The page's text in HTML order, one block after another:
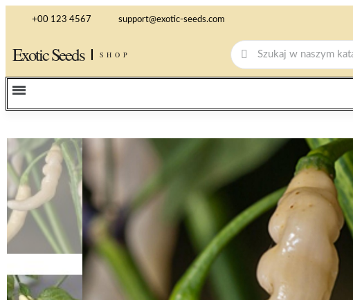
+00 123 4567 support@exotic-seeds.com
Exotic Seeds SHOP